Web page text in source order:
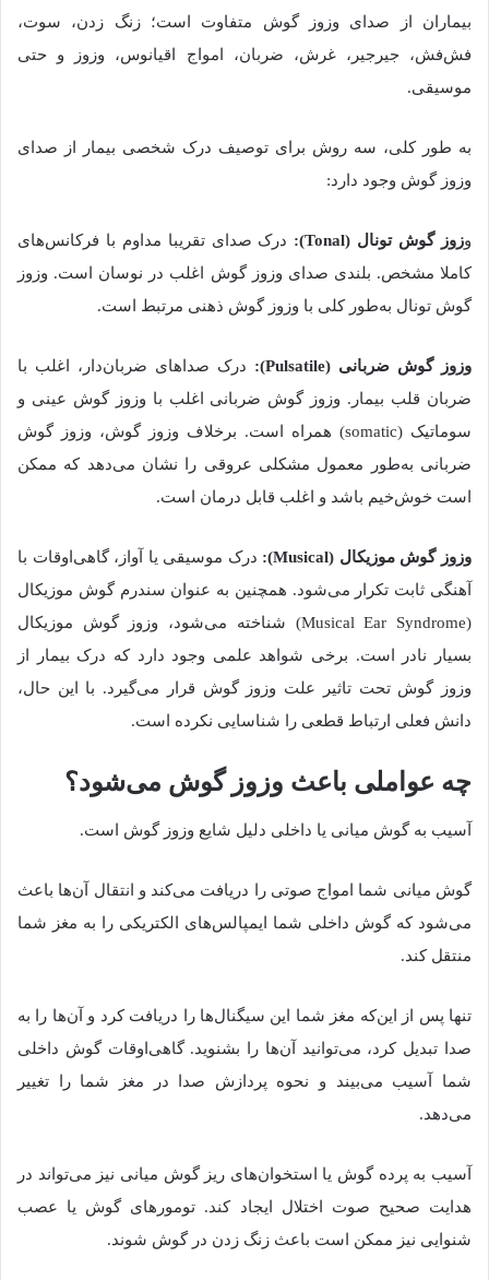
بیماران از صدای وزوز گوش متفاوت است؛ زنگ زدن، سوت،
فش‌فش، جیرجیر، غرش، ضربان، امواج اقیانوس، وزوز و حتی
موسیقی.
به طور کلی، سه روش برای توصیف درک شخصی بیمار از صدای
وزوز گوش وجود دارد:
وزوز گوش تونال (Tonal):
درک صدای تقریبا مداوم با فرکانس‌های
کاملا مشخص. بلندی صدای وزوز گوش اغلب در نوسان است. وزوز
گوش تونال به‌طور کلی با وزوز گوش ذهنی مرتبط است.
وزوز گوش ضربانی (Pulsatile):
درک صداهای ضربان‌دار، اغلب با
ضربان قلب بیمار. وزوز گوش ضربانی اغلب با وزوز گوش عینی و
سوماتیک (somatic) همراه است. برخلاف وزوز گوش، وزوز گوش
ضربانی به‌طور معمول مشکلی عروقی را نشان می‌دهد که ممکن
است خوش‌خیم باشد و اغلب قابل درمان است.
وزوز گوش موزیکال (Musical):
درک موسیقی یا آواز، گاهی‌اوقات با
آهنگی ثابت تکرار می‌شود. همچنین به عنوان سندرم گوش موزیکال
(Musical Ear Syndrome) شناخته می‌شود، وزوز گوش موزیکال
بسیار نادر است. برخی شواهد علمی وجود دارد که درک بیمار از
وزوز گوش تحت تاثیر علت وزوز گوش قرار می‌گیرد. با این حال،
دانش فعلی ارتباط قطعی را شناسایی نکرده است.
چه عواملی باعث وزوز گوش می‌شود؟
آسیب به گوش میانی یا داخلی دلیل شایع وزوز گوش است.
گوش میانی شما امواج صوتی را دریافت می‌کند و انتقال آن‌ها باعث
می‌شود که گوش داخلی شما ایمپالس‌های الکتریکی را به مغز شما
منتقل کند.
تنها پس از این‌که مغز شما این سیگنال‌ها را دریافت کرد و آن‌ها را به
صدا تبدیل کرد، می‌توانید آن‌ها را بشنوید. گاهی‌اوقات گوش داخلی
شما آسیب می‌بیند و نحوه پردازش صدا در مغز شما را تغییر
می‌دهد.
آسیب به پرده گوش یا استخوان‌های ریز گوش میانی نیز می‌تواند در
هدایت صحیح صوت اختلال ایجاد کند. تومورهای گوش یا عصب
شنوایی نیز ممکن است باعث زنگ زدن در گوش شوند.